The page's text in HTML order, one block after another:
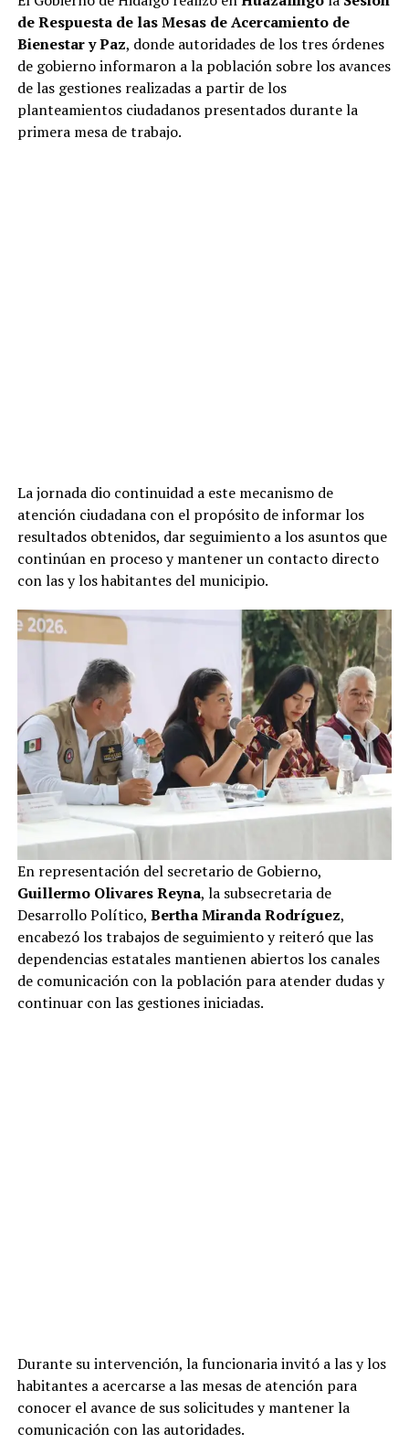
de Respuesta de las Mesas de Acercamiento de
Bienestar y Paz, donde autoridades de los tres órdenes
de gobierno informaron a la población sobre los avances
de las gestiones realizadas a partir de los
planteamientos ciudadanos presentados durante la
primera mesa de trabajo.
La jornada dio continuidad a este mecanismo de
atención ciudadana con el propósito de informar los
resultados obtenidos, dar seguimiento a los asuntos que
continúan en proceso y mantener un contacto directo
con las y los habitantes del municipio.
En representación del secretario de Gobierno,
Guillermo Olivares Reyna, la subsecretaria de
Desarrollo Político, Bertha Miranda Rodríguez,
encabezó los trabajos de seguimiento y reiteró que las
dependencias estatales mantienen abiertos los canales
de comunicación con la población para atender dudas y
continuar con las gestiones iniciadas.
Durante su intervención, la funcionaria invitó a las y los
habitantes a acercarse a las mesas de atención para
conocer el avance de sus solicitudes y mantener la
comunicación con las autoridades.